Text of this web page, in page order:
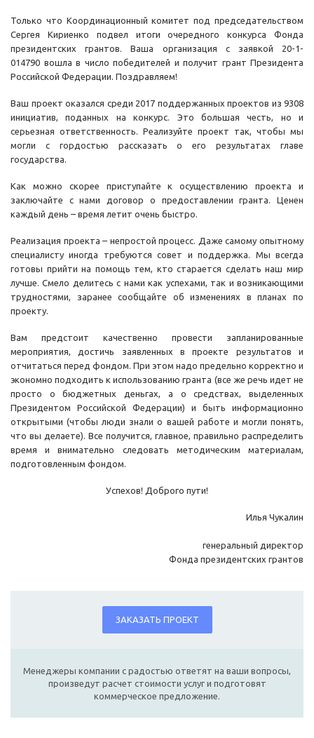
Только что Координационный комитет под председательством
Сергея Кириенко подвел итоги очередного конкурса Фонда
президентских грантов. Ваша организация с заявкой 20-1-
014790 вошла в число победителей и получит грант Президента
Российской Федерации. Поздравляем!
Ваш проект оказался среди 2017 поддержанных проектов из 9308
инициатив, поданных на конкурс. Это большая честь, но и
серьезная ответственность. Реализуйте проект так, чтобы мы
могли с гордостью рассказать о его результатах главе
государства.
Как можно скорее приступайте к осуществлению проекта и
заключайте с нами договор о предоставлении гранта. Ценен
каждый день – время летит очень быстро.
Реализация проекта – непростой процесс. Даже самому опытному
специалисту иногда требуются совет и поддержка. Мы всегда
готовы прийти на помощь тем, кто старается сделать наш мир
лучше. Смело делитесь с нами как успехами, так и возникающими
трудностями, заранее сообщайте об изменениях в планах по
проекту.
Вам предстоит качественно провести запланированные
мероприятия, достичь заявленных в проекте результатов и
отчитаться перед фондом. При этом надо предельно корректно и
экономно подходить к использованию гранта (все же речь идет не
просто о бюджетных деньгах, а о средствах, выделенных
Президентом Российской Федерации) и быть информационно
открытыми (чтобы люди знали о вашей работе и могли понять,
что вы делаете). Все получится, главное, правильно распределить
время и внимательно следовать методическим материалам,
подготовленным фондом.
Успехов! Доброго пути!
Илья Чукалин
генеральный директор
Фонда президентских грантов
ЗАКАЗАТЬ ПРОЕКТ
Менеджеры компании с радостью ответят на ваши вопросы,
произведут расчет стоимости услуг и подготовят
коммерческое предложение.